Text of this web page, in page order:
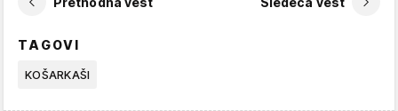
TAGOVI
KOŠARKAŠI